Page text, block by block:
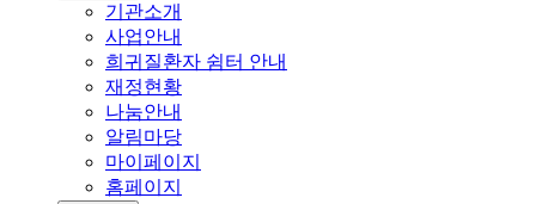
기관소개
사업안내
희귀질환자 쉼터 안내
재정현황
나눔안내
알림마당
마이페이지
홈페이지